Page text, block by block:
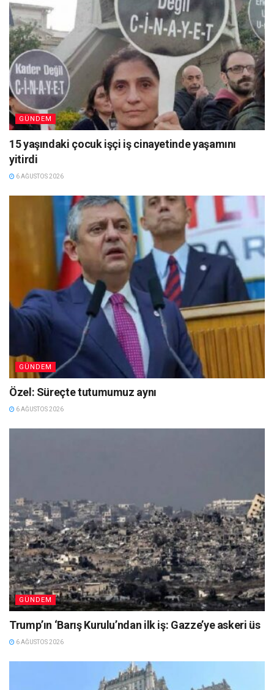
GÜNDEM
15 yaşındaki çocuk işçi iş cinayetinde yaşamını
yitirdi
6 AĞUSTOS 2026
GÜNDEM
Özel: Süreçte tutumumuz aynı
6 AĞUSTOS 2026
GÜNDEM
Trump’ın ‘Barış Kurulu’ndan ilk iş: Gazze’ye askeri üs
6 AĞUSTOS 2026